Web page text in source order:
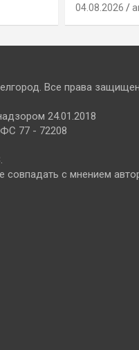
04.08.2026
Все права
24.01.2018
77 - 72208
совпадать с мнением